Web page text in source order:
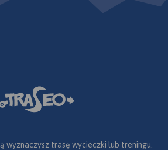
wyznaczysz trasę wycieczki lub treningu.